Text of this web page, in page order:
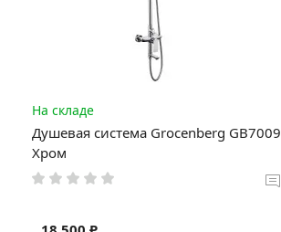
На складе
Душевая система Grocenberg GB7009
Хром